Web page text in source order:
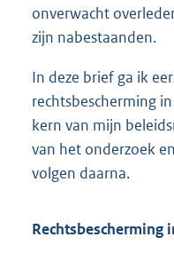
onverwacht
zijn nabestaanden.
In deze brief ga ik
rechtsbescherming
kern van mijn
van het onderzoek
volgen daarna.
Rechtsbescherming